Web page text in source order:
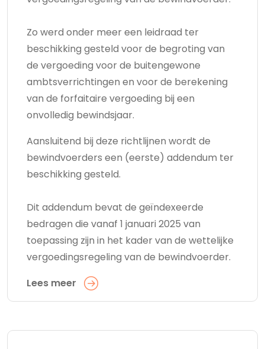
Zo werd onder meer een leidraad ter
beschikking gesteld voor de begroting van
de vergoeding voor de buitengewone
ambtsverrichtingen en voor de berekening
van de forfaitaire vergoeding bij een
onvolledig bewindsjaar.
Aansluitend bij deze richtlijnen wordt de
bewindvoerders een (eerste) addendum ter
beschikking gesteld.
Dit addendum bevat de geïndexeerde
bedragen die vanaf 1 januari 2025 van
toepassing zijn in het kader van de wettelijke
vergoedingsregeling van de bewindvoerder.
Lees meer